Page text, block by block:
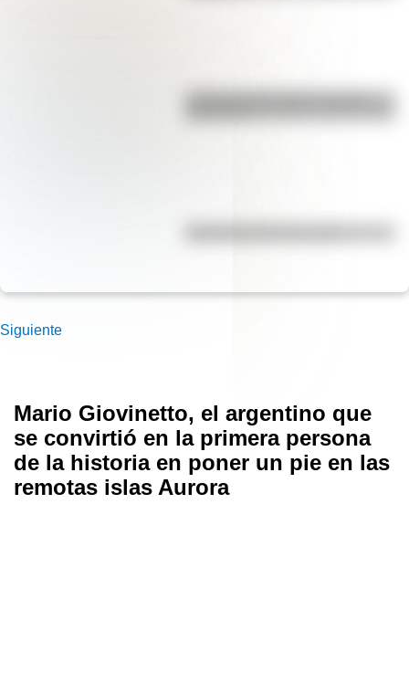
Siguiente
Mario Giovinetto, el argentino que
se convirtió en la primera persona
de la historia en poner un pie en las
remotas islas Aurora